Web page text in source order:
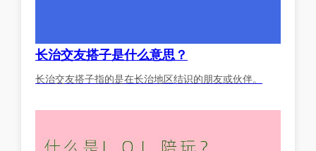
长治交友搭子是什么意思？
长治交友搭子指的是在长治地区结识的朋友或伙伴。